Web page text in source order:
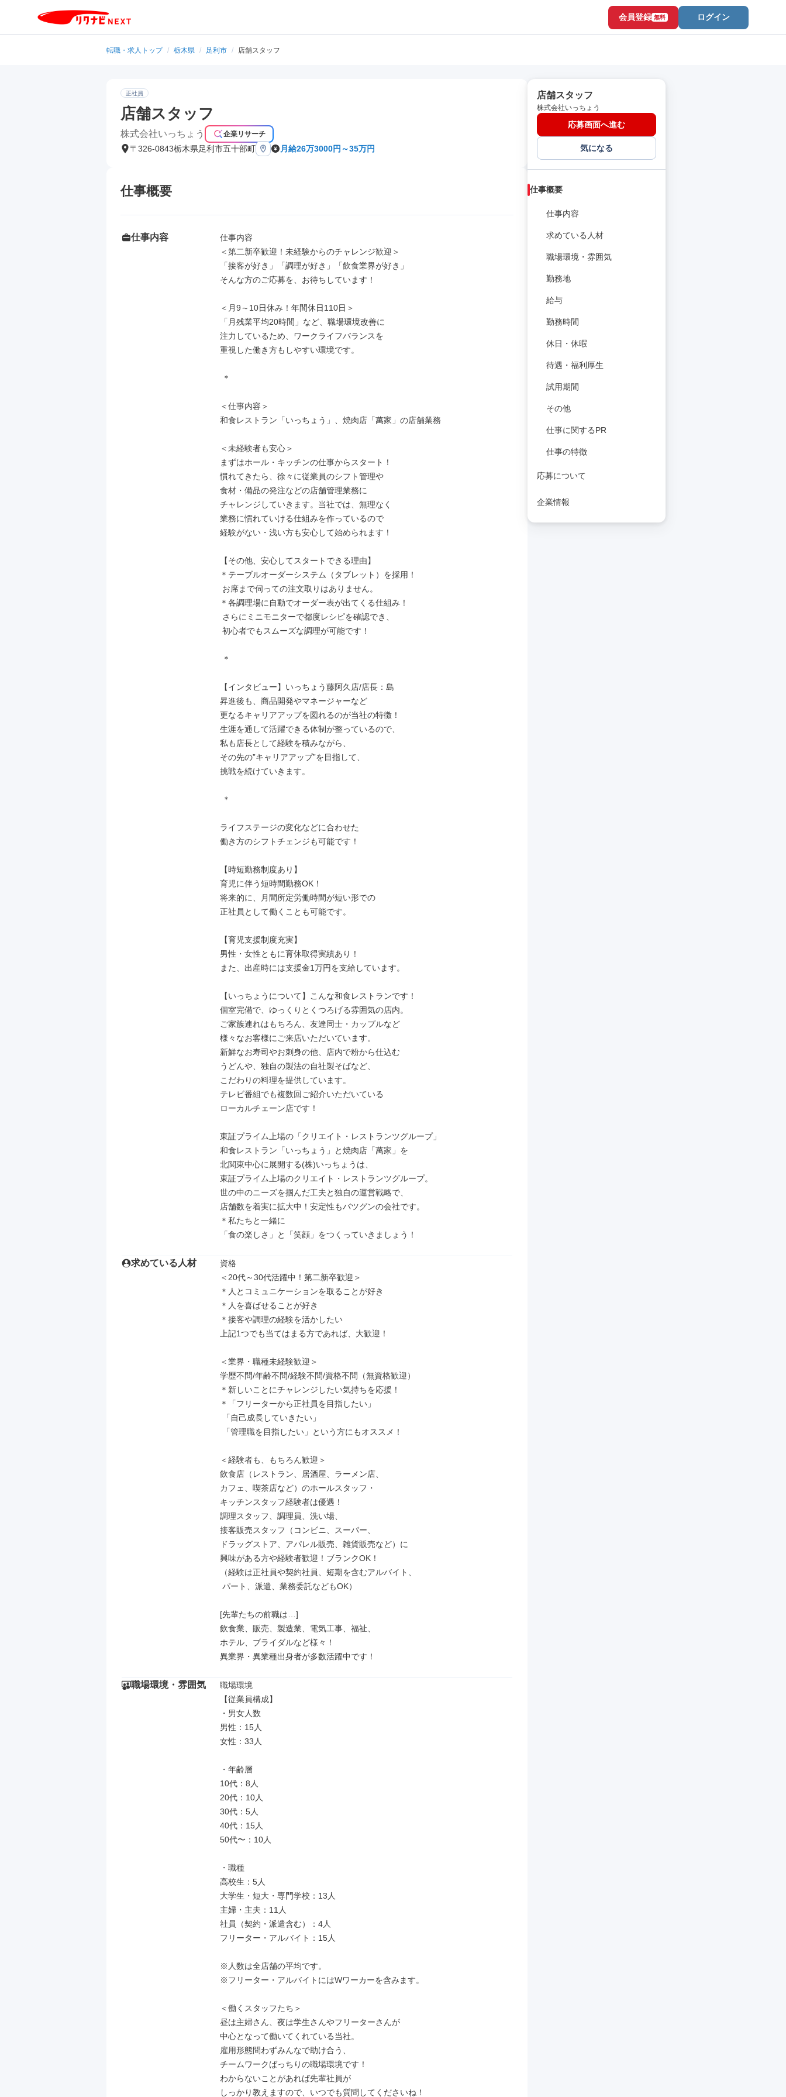
会員登録 無料 ログイン
転職・求人トップ / 栃木県 / 足利市 / 店舗スタッフ
正社員
店舗スタッフ
株式会社いっちょう 企業リサーチ
〒326-0843栃木県足利市五十部町 月給26万3000円～35万円
仕事概要
仕事内容
仕事内容
＜第二新卒歓迎！未経験からのチャレンジ歓迎＞
「接客が好き」「調理が好き」「飲食業界が好き」
そんな方のご応募を、お待ちしています！
＜月9～10日休み！年間休日110日＞
「月残業平均20時間」など、職場環境改善に
注力しているため、ワークライフバランスを
重視した働き方もしやすい環境です。
＜仕事内容＞
和食レストラン「いっちょう」、焼肉店「萬家」の店舗業務
＜未経験者も安心＞
まずはホール・キッチンの仕事からスタート！
慣れてきたら、徐々に従業員のシフト管理や
食材・備品の発注などの店舗管理業務に
チャレンジしていきます。当社では、無理なく
業務に慣れていける仕組みを作っているので
経験がない・浅い方も安心して始められます！
【その他、安心してスタートできる理由】
＊テーブルオーダーシステム（タブレット）を採用！
＊各調理場に自動でオーダー表が出てくる仕組み！
【インタビュー】いっちょう藤阿久店/店長：島
昇進後も、商品開発やマネージャーなど
更なるキャリアアップを図れるのが当社の特徴！
生涯を通して活躍できる体制が整っているので、
私も店長として経験を積みながら、
その先の”キャリアアップ”を目指して、
挑戦を続けていきます。
ライフステージの変化などに合わせた
働き方のシフトチェンジも可能です！
【時短勤務制度あり】
育児に伴う短時間勤務OK！
将来的に、月間所定労働時間が短い形での
正社員として働くことも可能です。
【育児支援制度充実】
男性・女性ともに育休取得実績あり！
また、出産時には支援金1万円を支給しています。
【いっちょうについて】こんな和食レストランです！
個室完備で、ゆっくりとくつろげる雰囲気の店内。
ご家族連れはもちろん、友達同士・カップルなど
様々なお客様にご来店いただいています。
新鮮なお寿司やお刺身の他、店内で粉から仕込む
うどんや、独自の製法の自社製そばなど、
こだわりの料理を提供しています。
テレビ番組でも複数回ご紹介いただいている
ローカルチェーン店です！
東証プライム上場の「クリエイト・レストランツグループ」
和食レストラン「いっちょう」と焼肉店「萬家」を
北関東中心に展開する(株)いっちょうは、
東証プライム上場のクリエイト・レストランツグループ。
世の中のニーズを掴んだ工夫と独自の運営戦略で、
店舗数を着実に拡大中！安定性もバツグンの会社です。
＊私たちと一緒に
「食の楽しさ」と「笑顔」をつくっていきましょう！
求めている人材
資格
＜20代～30代活躍中！第二新卒歓迎＞
＊人とコミュニケーションを取ることが好き
＊人を喜ばせることが好き
＊接客や調理の経験を活かしたい
上記1つでも当てはまる方であれば、大歓迎！
＜業界・職種未経験歓迎＞
学歴不問/年齢不問/経験不問/資格不問（無資格歓迎）
＊新しいことにチャレンジしたい気持ちを応援！
＊「フリーターから正社員を目指したい」
＜経験者も、もちろん歓迎＞
飲食店（レストラン、居酒屋、ラーメン店、
カフェ、喫茶店など）のホールスタッフ・
キッチンスタッフ経験者は優遇！
調理スタッフ、調理員、洗い場、
接客販売スタッフ（コンビニ、スーパー、
ドラッグストア、アパレル販売、雑貨販売など）に
興味がある方や経験者歓迎！ブランクOK！
（経験は正社員や契約社員、短期を含むアルバイト、
[先輩たちの前職は…]
飲食業、販売、製造業、電気工事、福祉、
ホテル、ブライダルなど様々！
異業界・異業種出身者が多数活躍中です！
職場環境・雰囲気
職場環境
【従業員構成】
・男女人数
男性：15人
女性：33人
・年齢層
10代：8人
20代：10人
30代：5人
40代：15人
50代〜：10人
・職種
高校生：5人
大学生・短大・専門学校：13人
主婦・主夫：11人
社員（契約・派遣含む）：4人
フリーター・アルバイト：15人
※人数は全店舗の平均です。
※フリーター・アルバイトにはWワーカーを含みます。
＜働くスタッフたち＞
昼は主婦さん、夜は学生さんやフリーターさんが
中心となって働いてくれている当社。
雇用形態問わずみんなで助け合う、
チームワークばっちりの職場環境です！
わからないことがあれば先輩社員が
しっかり教えますので、いつでも質問してくださいね！
店舗スタッフ
株式会社いっちょう
応募画面へ進む
気になる
仕事概要
仕事内容
求めている人材
職場環境・雰囲気
勤務地
給与
勤務時間
休日・休暇
待遇・福利厚生
試用期間
その他
仕事に関するPR
仕事の特徴
応募について
企業情報